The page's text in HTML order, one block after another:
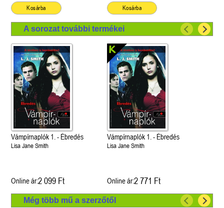
Kosárba Kosárba
A sorozat további termékei
Vámpírnaplók 1. - Ébredés
Lisa Jane Smith
Online ár:2 099 Ft
Vámpírnaplók 1. - Ébredés
Lisa Jane Smith
Online ár:2 771 Ft
Még több mű a szerzőtől